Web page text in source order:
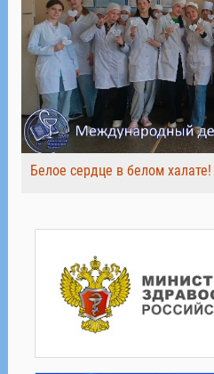
Белое сердце в белом халате!